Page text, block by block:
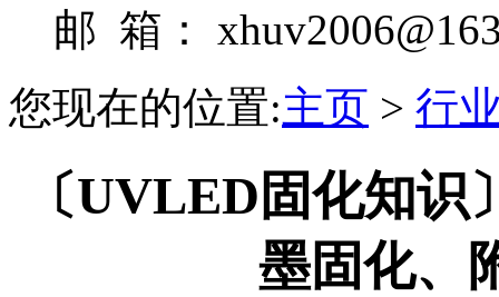
邮 箱：
您现在的位置:主页 > 行
〔UVLED固化知
墨固化、